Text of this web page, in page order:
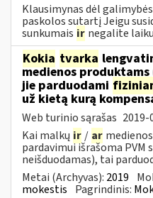
Klausimynas dėl
paskolos sutartį Jeigu
sunkumais ir negalite
Kokia tvarka
medienos
jie parduodami
už kietą kurą
Web turinio sąrašas 2019-
Kai malkų ir / ar
pardavimui išrašoma
neišduodamas), tai
Metai (Archyvas): 2019
mokestis Pagrindinis: